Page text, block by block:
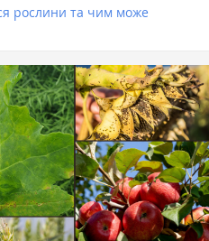
рослини та чим може